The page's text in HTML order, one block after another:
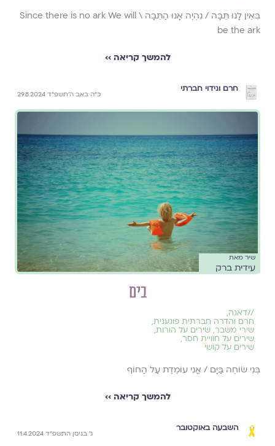
בְּאֵין לָנוּ תֵּבָה / נִהְיֶה אָנוּ הַתֵּבָה \ Since there is no ark We will
be the ark
להמשך קריאה ››
חרם ונידוי חברתי
כ״ה באב ה׳תשפ״ד 29.8.2024
שיר מאת
עידית ברק
בים
//דאגה,
חרם והדרה חברתית פוגענית,
שירי משבר, שירים על הורות,
שירים על חוויית חסר,
שירים על קושי
בְּנִי שׂוֹחֶה בַּיָּם / אֲנִי עוֹמֶדֶת עַל הַחוֹף
להמשך קריאה ››
השבעה באוקטובר
ג׳ בניסן התשפ״ד 11.4.2024